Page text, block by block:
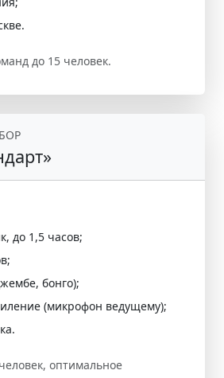
до 15 человек.
до 1,5 часов;
бонго);
(микрофон ведущему);
оптимальное